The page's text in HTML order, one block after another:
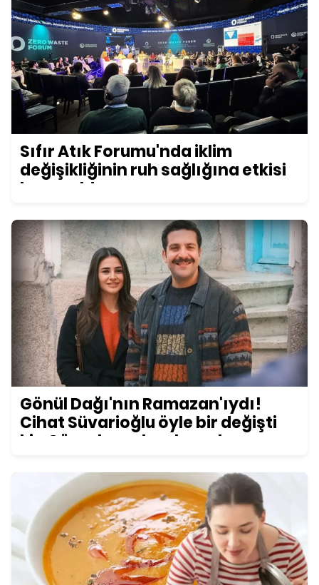
Sıfır Atık Forumu'nda iklim
değişikliğinin ruh sağlığına etkisi
konuşuldu
Gönül Dağı'nın Ramazan'ıydı!
Cihat Süvarioğlu öyle bir değişti
ki... Görenler şoke oluyor!